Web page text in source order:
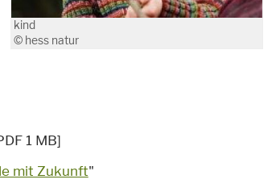
kind
© hess natur
1 MB]
mit Zukunft"